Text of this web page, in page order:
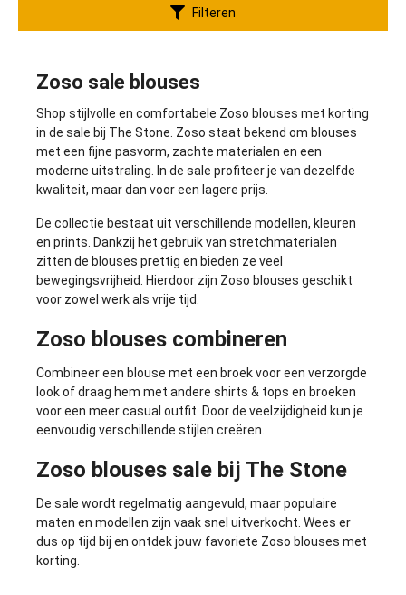
Filteren
Zoso sale blouses
Shop stijlvolle en comfortabele Zoso blouses met korting
in de sale bij The Stone. Zoso staat bekend om blouses
met een fijne pasvorm, zachte materialen en een
moderne uitstraling. In de sale profiteer je van dezelfde
kwaliteit, maar dan voor een lagere prijs.
De collectie bestaat uit verschillende modellen, kleuren
en prints. Dankzij het gebruik van stretchmaterialen
zitten de blouses prettig en bieden ze veel
bewegingsvrijheid. Hierdoor zijn Zoso blouses geschikt
voor zowel werk als vrije tijd.
Zoso blouses combineren
Combineer een blouse met een broek voor een verzorgde
look of draag hem met andere shirts & tops en broeken
voor een meer casual outfit. Door de veelzijdigheid kun je
eenvoudig verschillende stijlen creëren.
Zoso blouses sale bij The Stone
De sale wordt regelmatig aangevuld, maar populaire
maten en modellen zijn vaak snel uitverkocht. Wees er
dus op tijd bij en ontdek jouw favoriete Zoso blouses met
korting.